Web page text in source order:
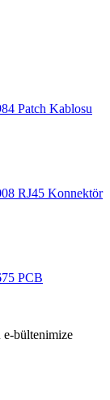
Patch Kablosu
RJ45 Konnektör
PCB
bültenimize